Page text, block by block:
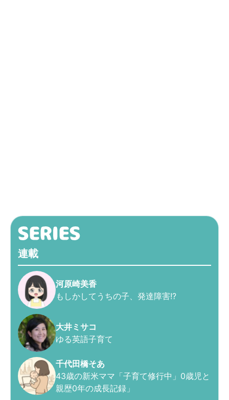
連載
河原崎美香
もしかしてうちの子、発達障害!?
大井ミサコ
ゆる英語子育て
千代田橋そあ
43歳の新米ママ「子育て修行中」0歳児と
親歴0年の成長記録」